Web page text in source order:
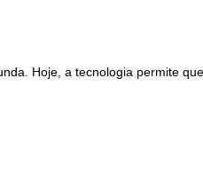
Hoje, a tecnologia permite que